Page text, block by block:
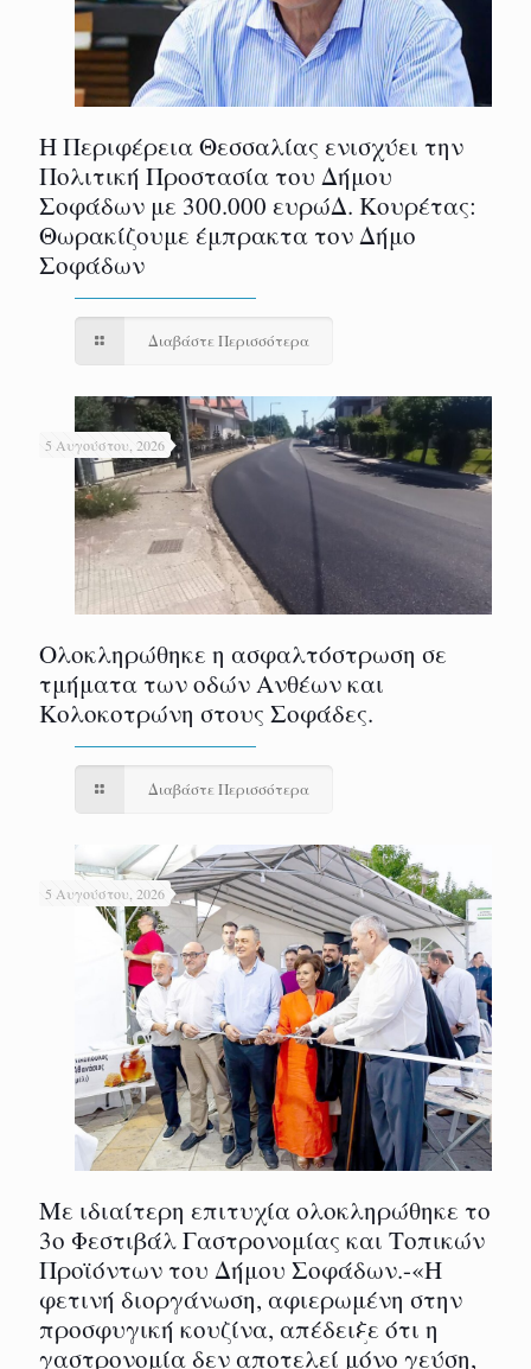
Η Περιφέρεια Θεσσαλίας ενισχύει την
Πολιτική Προστασία του Δήμου
Σοφάδων με 300.000 ευρώΔ. Κουρέτας:
Θωρακίζουμε έμπρακτα τον Δήμο
Σοφάδων
Διαβάστε Περισσότερα
5 Αυγούστου, 2026
Ολοκληρώθηκε η ασφαλτόστρωση σε
τμήματα των οδών Ανθέων και
Κολοκοτρώνη στους Σοφάδες.
Διαβάστε Περισσότερα
5 Αυγούστου, 2026
Με ιδιαίτερη επιτυχία ολοκληρώθηκε το
3ο Φεστιβάλ Γαστρονομίας και Τοπικών
Προϊόντων του Δήμου Σοφάδων.-«Η
φετινή διοργάνωση, αφιερωμένη στην
προσφυγική κουζίνα, απέδειξε ότι η
γαστρονομία δεν αποτελεί μόνο γεύση,